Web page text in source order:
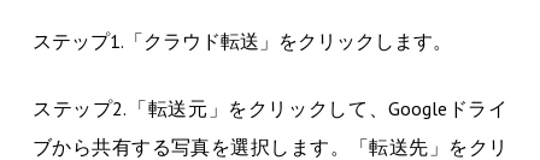
ステップ1.「クラウド転送」をクリックします。
ステップ2.「転送元」をクリックして、Googleドライ
ブから共有する写真を選択します。「転送先」をクリ